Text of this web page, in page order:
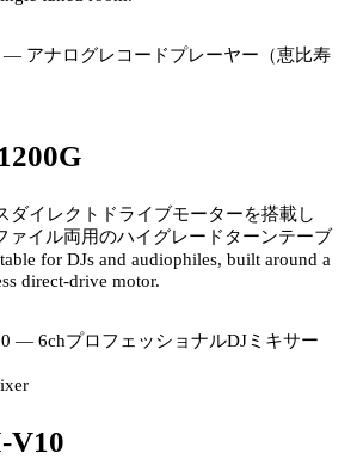
ダイレクトドライブモーターを搭載し
ァイル両用のハイグレードターンテーブ
for DJs and audiophiles, built around a
direct-drive motor.
V10